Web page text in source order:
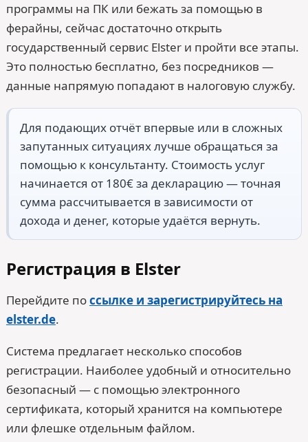
программы на ПК или бежать за помощью в
ферайны, сейчас достаточно открыть
государственный сервис Elster и пройти все этапы.
Это полностью бесплатно, без посредников —
данные напрямую попадают в налоговую службу.
Для подающих отчёт впервые или в сложных
запутанных ситуациях лучше обращаться за
помощью к консультанту. Стоимость услуг
начинается от 180€ за декларацию — точная
сумма рассчитывается в зависимости от
дохода и денег, которые удаётся вернуть.
Регистрация в Elster
Перейдите поссылке и зарегистрируйтесь на
elster.de.
Система предлагает несколько способов
регистрации. Наиболее удобный и относительно
безопасный — с помощью электронного
сертификата, который хранится на компьютере
или флешке отдельным файлом.